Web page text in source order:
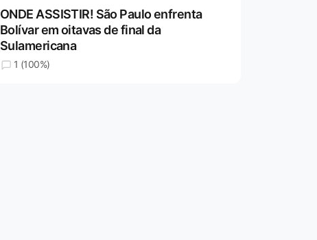
ONDE ASSISTIR! São Paulo enfrenta
Bolívar em oitavas de final da
Sulamericana
1 (100%)